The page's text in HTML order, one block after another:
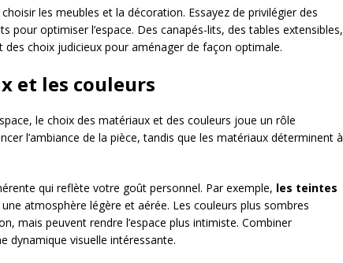
les meubles et la décoration. Essayez de privilégier des
pour optimiser l’espace. Des canapés-lits, des tables extensibles,
des choix judicieux pour aménager de façon optimale.
et les couleurs
le choix des matériaux et des couleurs joue un rôle
l’ambiance de la pièce, tandis que les matériaux déterminent à
qui reflète votre goût personnel. Par exemple, les teintes
atmosphère légère et aérée. Les couleurs plus sombres
mais peuvent rendre l’espace plus intimiste. Combiner
dynamique visuelle intéressante.